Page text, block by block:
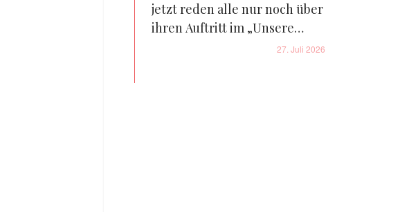
jetzt reden alle nur noch über
ihren Auftritt im „Unsere
kleine Farm“-Reboot – Fotos
27. Juli 2026